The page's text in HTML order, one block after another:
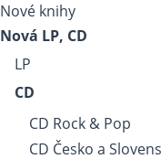
Nové knihy
Nová LP, CD
LP
CD
CD Rock & Pop
CD Česko a